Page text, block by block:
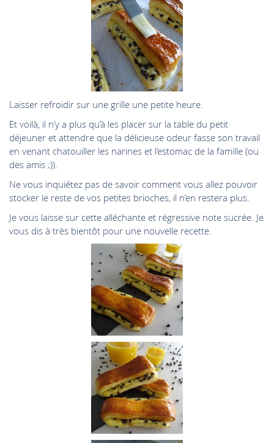
Laisser refroidir sur une grille une petite heure.
Et voilà, il n’y a plus qu’à les placer sur la table du petit
déjeuner et attendre que la délicieuse odeur fasse son travail
en venant chatouiller les narines et l’estomac de la famille (ou
des amis ;)).
Ne vous inquiétez pas de savoir comment vous allez pouvoir
stocker le reste de vos petites brioches, il n’en restera plus.
Je vous laisse sur cette alléchante et régressive note sucrée. Je
vous dis à très bientôt pour une nouvelle recette.